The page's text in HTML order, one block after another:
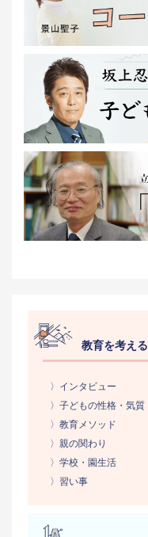
教育を考える
〉インタビュー
〉子どもの性格・気質
〉教育メソッド
〉親の関わり
〉学校・園生活
〉習い事